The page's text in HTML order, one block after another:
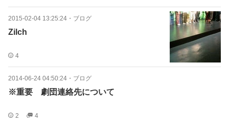
2015-02-04 13:25:24 ・ ブログ
Zilch
4
2014-06-24 04:50:24 ・ ブログ
※重要 劇団連絡先について
2 4